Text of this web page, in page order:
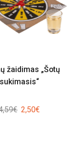
žaidimas „Šotų
sukimasis“
€ Original
2,50€